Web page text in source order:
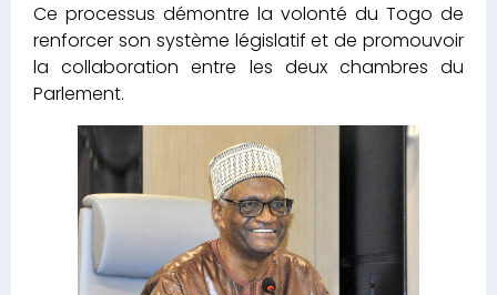
Ce processus démontre la volonté du Togo de
renforcer son système législatif et de promouvoir
la collaboration entre les deux chambres du
Parlement.